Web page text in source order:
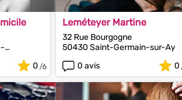
0
Leméteyer Martine
32 Rue Bourgogne
50430 Saint-Germain-sur-Ay
0 avis
0